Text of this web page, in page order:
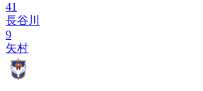
41
長谷川
9
矢村